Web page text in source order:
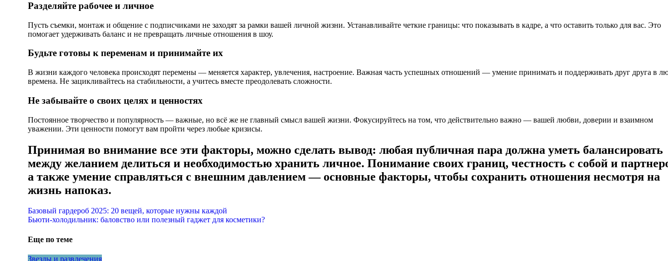
Разделяйте рабочее и личное
Пусть съемки, монтаж и общение с подписчиками не заходят за рамки вашей личной жизни. Устанавливайте четкие границы: что показывать в кадре, а что оставить только для вас. Это
помогает удерживать баланс и не превращать личные отношения в шоу.
Будьте готовы к переменам и принимайте их
В жизни каждого человека происходят перемены — меняется характер, увлечения, настроение. Важная часть успешных отношений — умение принимать и поддерживать друг друга в
времена. Не зацикливайтесь на стабильности, а учитесь вместе преодолевать сложности.
Не забывайте о своих целях и ценностях
Постоянное творчество и популярность — важные, но всё же не главный смысл вашей жизни. Фокусируйтесь на том, что действительно важно — вашей любви, доверии и взаимном
уважении. Эти ценности помогут вам пройти через любые кризисы.
Принимая во внимание все эти факторы, можно сделать вывод: любая публичная пара должна уметь балансировать
между желанием делиться и необходимостью хранить личное. Понимание своих границ, честность с собой и
а также умение справляться с внешним давлением — основные факторы, чтобы сохранить отношения несмотря на
жизнь напоказ.
Навигация
по
записям
Базовый гардероб 2025: 20 вещей, которые нужны каждой
Бьюти-холодильник: баловство или полезный гаджет для косметики?
Еще по теме
Звезды и развлечения